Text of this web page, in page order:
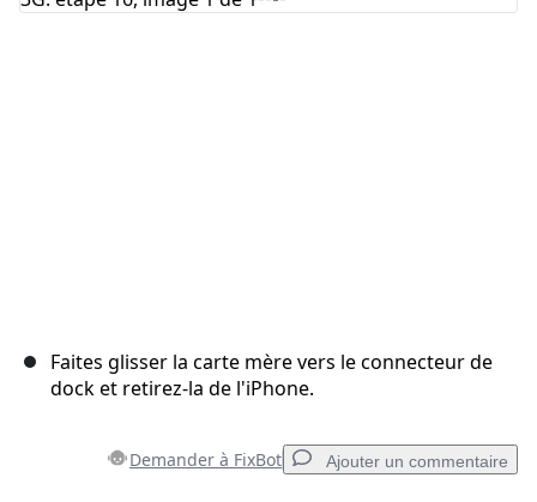
Faites glisser la carte mère vers le connecteur de
dock et retirez-la de l'iPhone.
Demander à FixBot Ajouter un commentaire